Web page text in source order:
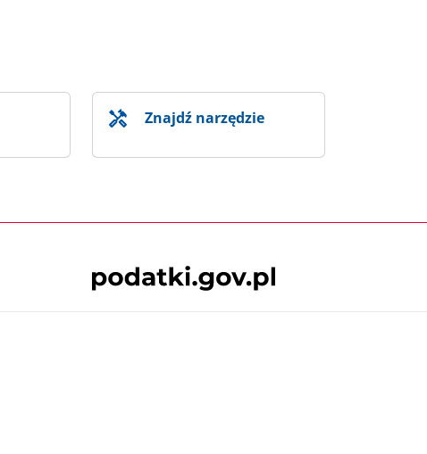
Znajdź narzędzie
podatki.gov.pl, niezależnie od celu i
będące przedmiotem praw autorskich, o ile